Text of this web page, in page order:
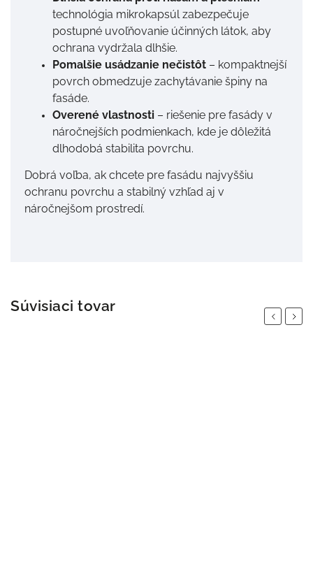
technológia mikrokapsúl zabezpečuje
postupné uvoľňovanie účinných látok, aby
ochrana vydržala dlhšie.
Pomalšie usádzanie nečistôt – kompaktnejší
povrch obmedzuje zachytávanie špiny na
fasáde.
Overené vlastnosti – riešenie pre fasády v
náročnejších podmienkach, kde je dôležitá
dlhodobá stabilita povrchu.
Dobrá voľba, ak chcete pre fasádu najvyššiu
ochranu povrchu a stabilný vzhľad aj v
náročnejšom prostredí.
Súvisiaci tovar
Previous
Next